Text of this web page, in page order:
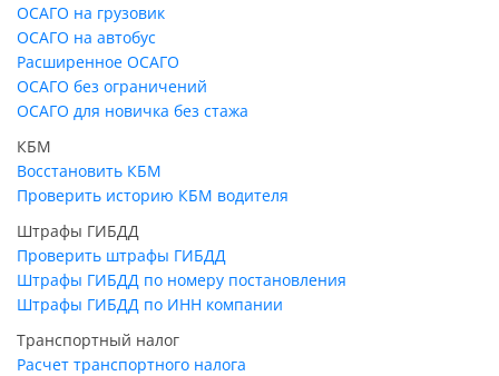
ОСАГО на грузовик
ОСАГО на автобус
Расширенное ОСАГО
ОСАГО без ограничений
ОСАГО для новичка без стажа
КБМ
Восстановить КБМ
Проверить историю КБМ водителя
Штрафы ГИБДД
Проверить штрафы ГИБДД
Штрафы ГИБДД по номеру постановления
Штрафы ГИБДД по ИНН компании
Транспортный налог
Расчет транспортного налога